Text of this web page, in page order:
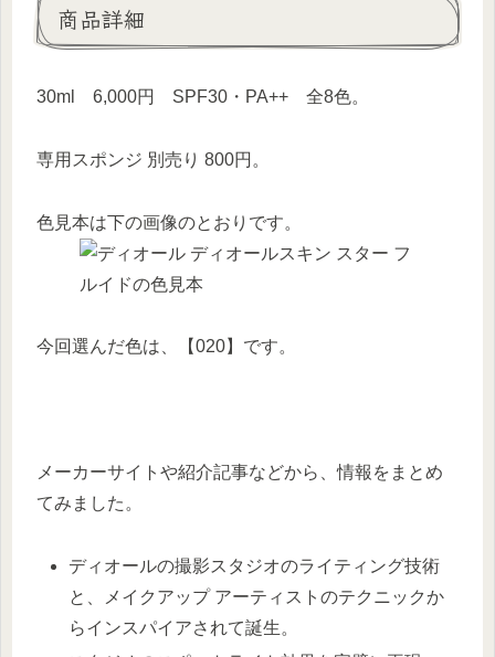
商品詳細
30ml 6,000円 SPF30・PA++ 全8色。
専用スポンジ 別売り 800円。
色見本は下の画像のとおりです。
今回選んだ色は、【020】です。
メーカーサイトや紹介記事などから、情報をまとめ
てみました。
ディオールの撮影スタジオのライティング技術
と、メイクアップ アーティストのテクニックか
らインスパイアされて誕生。